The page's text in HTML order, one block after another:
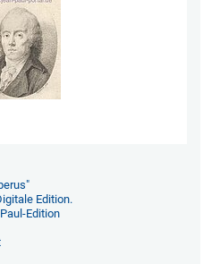
Edition.
Edition